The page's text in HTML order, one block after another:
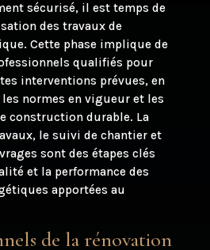
sécurisé, il est temps de
des travaux de
Cette phase implique de
qualifiés pour
interventions prévues, en
normes en vigueur et les
construction durable. La
le suivi de chantier et
sont des étapes clés
et la performance des
apportées au
de la rénovation